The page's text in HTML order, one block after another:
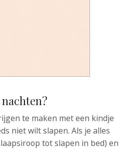
te maken met een kindje
niet wilt slapen. Als je alles
tot slapen in bed) en